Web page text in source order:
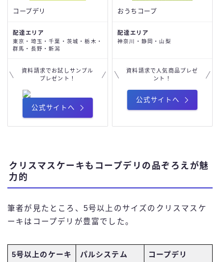
コープデリ
配達エリア
東京・埼玉・千葉・茨城・栃木・
群馬・長野・新潟
資料請求でお試しサンプル
プレゼント！
公式サイトへ
おうちコープ
配達エリア
神奈川・静岡・山梨
資料請求で人気商品プレゼ
ント！
公式サイトへ
クリスマスケーキもコープデリの品ぞろえが魅
力的
筆者が見たところ、5号以上のサイズのクリスマスケ
ーキはコープデリが豊富でした。
5号以上のケーキ パルシステム コープデリ